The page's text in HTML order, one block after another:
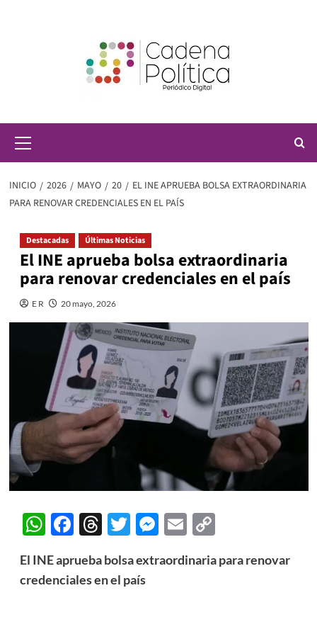
principal
INICIO 2026 MAYO 20
EL INE APRUEBA BOLSA EXTRAORDINARIA
PARA RENOVAR CREDENCIALES EN EL PAÍS
Destacadas Últimas Noticias
El INE aprueba bolsa extraordinaria
para renovar credenciales en el país
E R 20 mayo, 2026
WhatsApp
Facebook
Threads
Twitter
Messenger
EmailCopy
El INE aprueba bolsa extraordinaria para renovar
credenciales en el país